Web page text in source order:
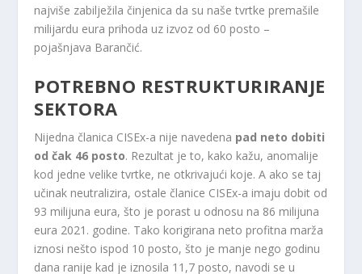
najviše zabilježila činjenica da su naše tvrtke premašile
milijardu eura prihoda uz izvoz od 60 posto –
pojašnjava Barančić.
POTREBNO RESTRUKTURIRANJE
SEKTORA
Nijedna članica CISEx-a nije navedena pad neto dobiti
od čak 46 posto. Rezultat je to, kako kažu, anomalije
kod jedne velike tvrtke, ne otkrivajući koje. A ako se taj
učinak neutralizira, ostale članice CISEx-a imaju dobit od
93 milijuna eura, što je porast u odnosu na 86 milijuna
eura 2021. godine. Tako korigirana neto profitna marža
iznosi nešto ispod 10 posto, što je manje nego godinu
dana ranije kad je iznosila 11,7 posto, navodi se u